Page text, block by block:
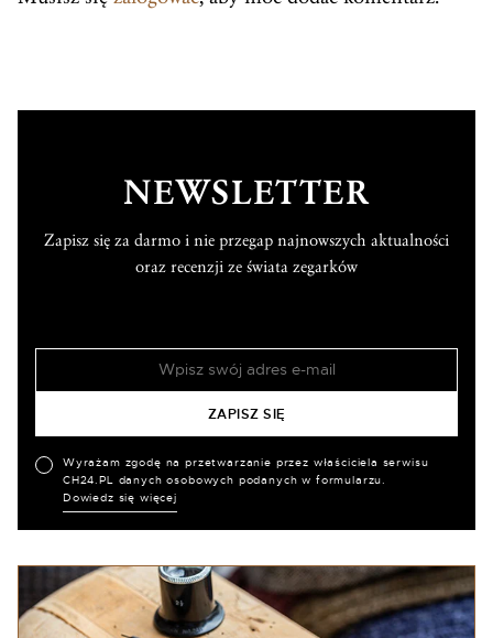
NEWSLETTER
Zapisz się za darmo i nie przegap najnowszych aktualności
oraz recenzji ze świata zegarków
Wyrażam zgodę na przetwarzanie przez właściciela serwisu
CH24.PL danych osobowych podanych w formularzu.
Dowiedz się więcej